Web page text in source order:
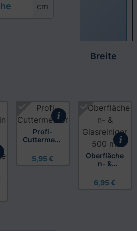
anzusehen
cm
Breite
Profi-
Cuttermess
5,95 €
Oberfläche
n- &
r 500 ml
6,95 €